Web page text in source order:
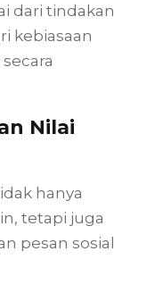
dari tindakan
kebiasaan
Nilai
hanya
tetapi juga
pesan sosial